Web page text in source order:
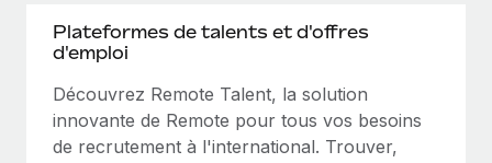
Plateformes de talents et d'offres
d'emploi
Découvrez Remote Talent, la solution
innovante de Remote pour tous vos besoins
de recrutement à l'international. Trouver,